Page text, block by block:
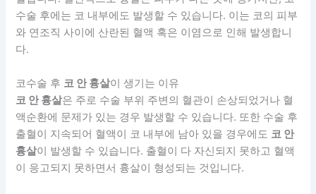
수술 후에는 코 내부에도 발생할 수 있습니다. 이는 코의 피부
와 연조직 사이에 산란된 혈액 혹은 이염으로 인해 발생합니
다.
코수술 후 코 안 흉살이 생기는 이유
코 안 흉살은 주로 수술 부위 주변의 혈관이 손상되었거나 혈
액순환에 문제가 있는 경우 발생할 수 있습니다. 또한 수술 후
출혈이 지속되어 혈액이 코 내부에 남아 있을 경우에도 코 안
흉살이 발생할 수 있습니다. 출혈이 다 자신되지 못하고 혈액
이 응고되지 못하면서 흉살이 형성되는 것입니다.